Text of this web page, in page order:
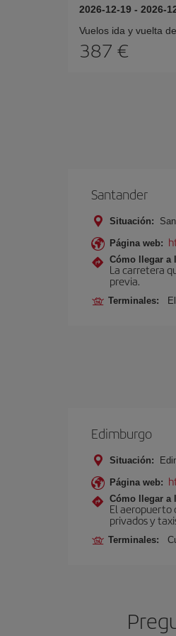
2026-12-19 - 2026-
Vuelos ida y vuelta
387 €
Santander
Situación:
Página web:
Cómo llegar a
La carretera
previa.
Terminales:
Edimburgo
Situación:
Página web:
Cómo llegar a
El aeropuerto
privados y
Terminales: